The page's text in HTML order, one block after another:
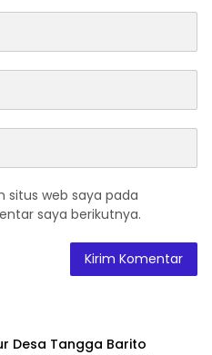
situs web saya pada
saya berikutnya.
Desa Tangga Barito